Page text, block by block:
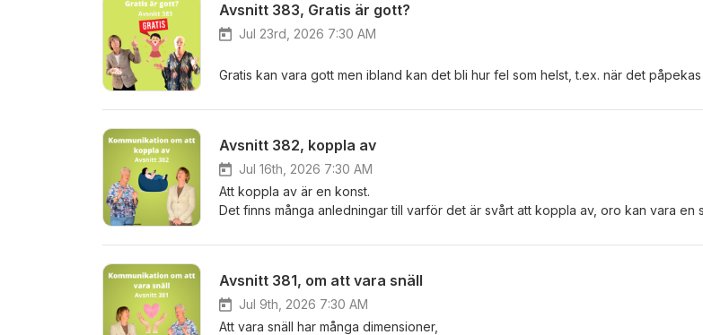
Avsnitt 383, Gratis är gott?
Jul 23rd, 2026 7:30 AM
Gratis kan vara gott men ibland kan det bli hur fel som helst, t.ex. när det
Det händer ibland på föredrag eller event att det finns en goodiebag och som
Avsnitt 382, koppla av
Jul 16th, 2026 7:30 AM
Att koppla av är en konst.
Det finns många anledningar till varför det är svårt att koppla av, oro kan vara en
det som ger oss möjligheten att koppla av, känna lugnet och uppskatta det som
Avsnitt 381, om att vara snäll
Jul 9th, 2026 7:30 AM
Att vara snäll har många dimensioner,